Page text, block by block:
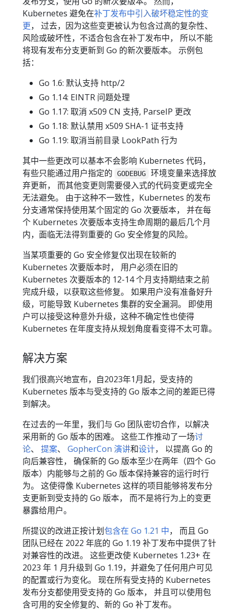
Kubernetes 避免在补丁发布中引入破坏稳定性的变
更， 过去，因为这些变更被认为包含过高的复杂性、
风险或破坏性，不适合包含在补丁发布中， 所以不能
将现有发布分支更新到 Go 的新次要版本。 示例包
括：
Go 1.6: 默认支持 http/2
Go 1.14: EINTR 问题处理
Go 1.17: 取消 x509 CN 支持, ParseIP 更改
Go 1.18: 默认禁用 x509 SHA-1 证书支持
Go 1.19: 取消当前目录 LookPath 行为
其中一些更改可以基本不会影响 Kubernetes 代码，
有些只能通过用户指定的
GODEBUG
环境变量来选择放
弃更新， 而其他变更则需要侵入式的代码变更或完全
无法避免。 由于这种不一致性，Kubernetes 的发布
分支通常保持使用某个固定的 Go 次要版本， 并在每
个 Kubernetes 次要版本支持生命周期的最后几个月
内，面临无法得到重要的 Go 安全修复的风险。
当某项重要的 Go 安全修复仅出现在较新的
Kubernetes 次要版本时， 用户必须在旧的
Kubernetes 次要版本的 12-14 个月支持期结束之前
完成升级，以获取这些修复。 如果用户没有准备好升
级，可能导致 Kubernetes 集群的安全漏洞。 即使用
户可以接受这种意外升级，这种不确定性也使得
Kubernetes 在年度支持从规划角度看变得不太可靠。
解决方案
我们很高兴地宣布，自2023年1月起，受支持的
Kubernetes 版本与受支持的 Go 版本之间的差距已得
到解决。
在过去的一年里，我们与 Go 团队密切合作，以解决
采用新的 Go 版本的困难。 这些工作推动了一场讨
论、 提案、 GopherCon 演讲和设计， 以提高 Go 的
向后兼容性， 确保新的 Go 版本至少在两年（四个 Go
版本）内能够与之前的 Go 版本保持兼容的运行时行
为。 这使得像 Kubernetes 这样的项目能够将发布分
支更新到受支持的 Go 版本， 而不是将行为上的变更
暴露给用户。
所提议的改进正按计划包含在 Go 1.21 中， 而且 Go
团队已经在 2022 年底的 Go 1.19 补丁发布中提供了针
对兼容性的改进。 这些更改使 Kubernetes 1.23+ 在
2023 年 1 月升级到 Go 1.19，并避免了任何用户可见
的配置或行为变化。 现在所有受支持的 Kubernetes
发布分支都使用受支持的 Go 版本， 并且可以使用包
含可用的安全修复的、新的 Go 补丁发布。